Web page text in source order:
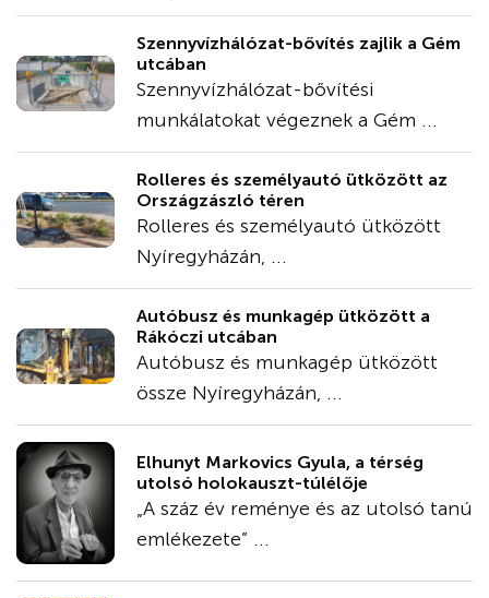
Szennyvízhálózat-bővítés zajlik a Gém
utcában
Szennyvízhálózat-bővítési
munkálatokat végeznek a Gém ...
Rolleres és személyautó ütközött az
Országzászló téren
Rolleres és személyautó ütközött
Nyíregyházán, ...
Autóbusz és munkagép ütközött a
Rákóczi utcában
Autóbusz és munkagép ütközött
össze Nyíregyházán, ...
Elhunyt Markovics Gyula, a térség
utolsó holokauszt-túlélője
„A száz év reménye és az utolsó tanú
emlékezete” ...